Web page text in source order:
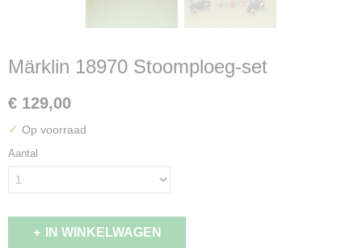
Märklin 18970 Stoomploeg-set
€ 129,00
✓ Op voorraad
Aantal
IN WINKELWAGEN